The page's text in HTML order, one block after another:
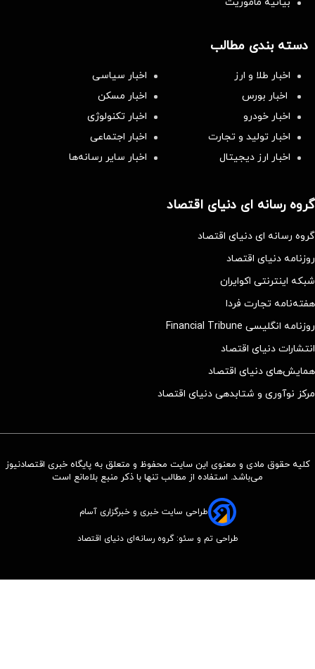
دسته بندی مطالب
اخبار طلا و ارز
اخبار سیاسی
اخبار بورس
اخبار مسکن
اخبار خودرو
اخبار تکنولوژی
اخبار تولید و تجارت
اخبار اجتماعی
اخبار ارز دیجیتال
اخبار سایر رسانه‌‌ها
گروه رسانه ای دنیای اقتصاد
گروه رسانه ای دنیای اقتصاد
روزنامه دنیای اقتصاد
شبکه اینترنتی اکوایران
هفته‌نامه تجارت فردا
روزنامه انگلیسی Financial Tribune
انتشارات دنیای اقتصاد
همایش‌های دنیای اقتصاد
مرکز نوآوری و شتابدهی دنیای اقتصاد
کلیه حقوق مادی و معنوی این سایت محفوظ و متعلق به پایگاه خبری اقتصادنیوز
می‌باشد. استفاده از مطالب تنها با ذکر منبع بلامانع است
طراحی سایت خبری و خبرگزاری آسام
طراحی تم و سئو: گروه رسانه‌ای دنیای اقتصاد